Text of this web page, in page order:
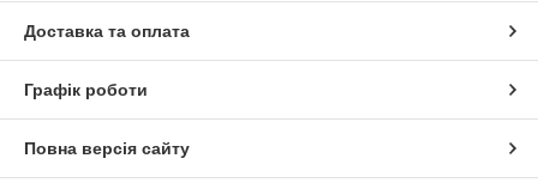
Доставка та оплата
Графік роботи
Повна версія сайту